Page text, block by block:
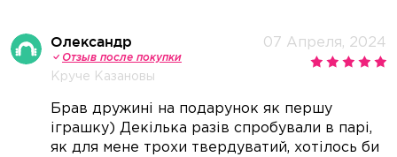
Олександр
Отзыв после покупки
Круче Казановы
07 Апреля, 2024
Брав дружині на подарунок як першу
іграшку) Декілька разів спробували в парі,
як для мене трохи твердуватий, хотілось би